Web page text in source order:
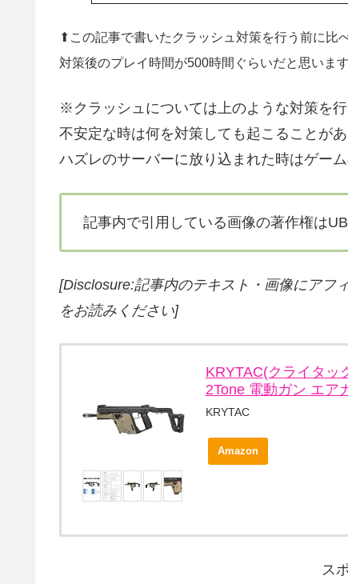
⬆この記事で書いたクラッシュ対策を行う前に比
対策後のプレイ時間が500時間ぐらいだと思いま
※クラッシュについては上のような対策を
不安定な時は何を対策しても起こることがあ
ハズレのサーバーに放り込まれた時はゲー
記事内で引用している画像の著作権は
[Disclosure:記事内のテキスト・画像にアフ
をお読みください]
KRYTAC(クライタッ
2Tone 電動ガン エア
KRYTAC
Amazon
ス